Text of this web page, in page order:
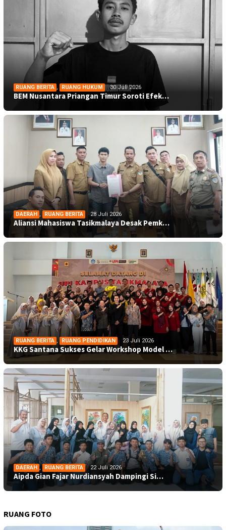
RUANG BERITA , RUANG HUKUM 30 Juli 2026
BEM Nusantara Priangan Timur Soroti Efek…
DAERAH , RUANG BERITA 28 Juli 2026
Aliansi Mahasiswa Tasikmalaya Desak Pemk…
RUANG BERITA , RUANG PENDIDIKAN 23 Juli 2026
KKG Santana Sukses Gelar Workshop Model …
DAERAH , RUANG BERITA 22 Juli 2026
Aipda Gian Fajar Nurdiansyah Dampingi Si…
RUANG FOTO